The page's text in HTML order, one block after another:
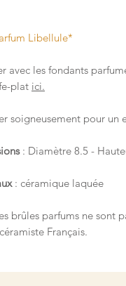
Libellule*
avec les fondants
plat ici.
soigneusement pour un
: Diamètre 8.5 -
: céramique laquée
brûles parfums ne sont
Français.